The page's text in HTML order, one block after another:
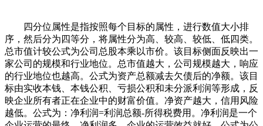
四分位属性是指按照每个目标的属性，进行数值大小排
序，然后分为四等分，将属性分为高、较高、较低、低四类。
总市值计较公式为公司总股本乘以市价。该目标侧面反映出一
家公司的规模和行业地位。总市值越大，公司规模越大，响应
的行业地位也越高。公式为资产总额减去欠债后的净额。该目
标由实收本钱、本钱公积、亏损公积和未分派利润等形成，反
映企业所有者正在企业中的财富价值。净资产越大，信用风险
越低。公式为：净利润=利润总额-所得税费用。净利润是一个